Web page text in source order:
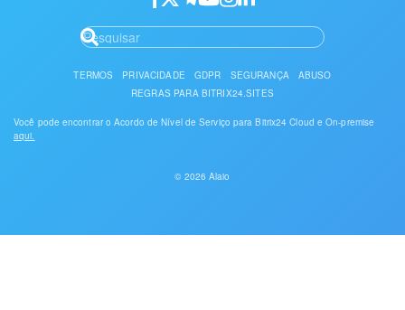
TERMOS PRIVACIDADE GDPR SEGURANÇA
ABUSO
REGRAS PARA BITRIX24.SITES
Você pode encontrar o Acordo de Nível de Serviço para Bitrix24 Cloud e On-premise
aqui.
© 2026 Alaio